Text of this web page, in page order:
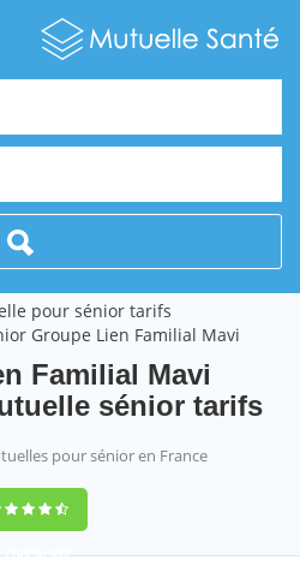
pour sénior tarifs
Groupe Lien Familial Mavi
Familial Mavi
sénior tarifs
pour sénior en France
(100%)452